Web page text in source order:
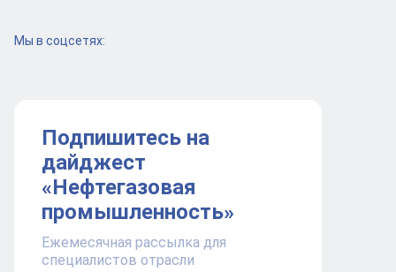
Мы в соцсетях:
Подпишитесь на
дайджест
«Нефтегазовая
промышленность»
Ежемесячная рассылка для
специалистов отрасли